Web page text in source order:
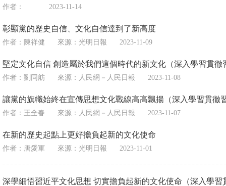
作者： 2023-11-14
彰顯黨的歷史自信、文化自信達到了新高度
作者：陳祥健 來源： 光明日報 2023-11-09
堅定文化自信 創造屬於我們這個時代的新文化（深入學習貫
作者：劉同舫 來源： 人民網－人民日報 2023-11-08
讓黨的旗幟始終在宣傳思想文化戰線高高飄揚（深入學習貫
作者：王全春 來源： 人民網－人民日報 2023-11-07
在新的歷史起點上更好擔負起新的文化使命
作者：唐愛軍 來源： 光明日報 2023-11-01
深學細悟習近平文化思想 切實擔負起新的文化使命（深入學